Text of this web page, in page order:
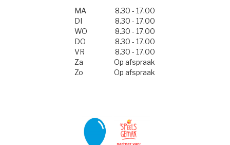
MA
8.30 - 17.00
DI
8.30 - 17.00
WO
8.30 - 17.00
DO
8.30 - 17.00
VR
8.30 - 17.00
Za
Op afspraak
Zo
Op afspraak